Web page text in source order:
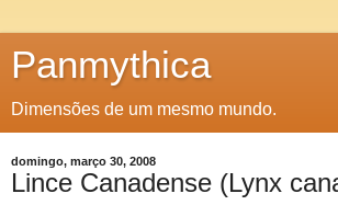
Panmythica
Dimensões de um mesmo mundo.
domingo, março 30, 2008
Lince Canadense (Lynx